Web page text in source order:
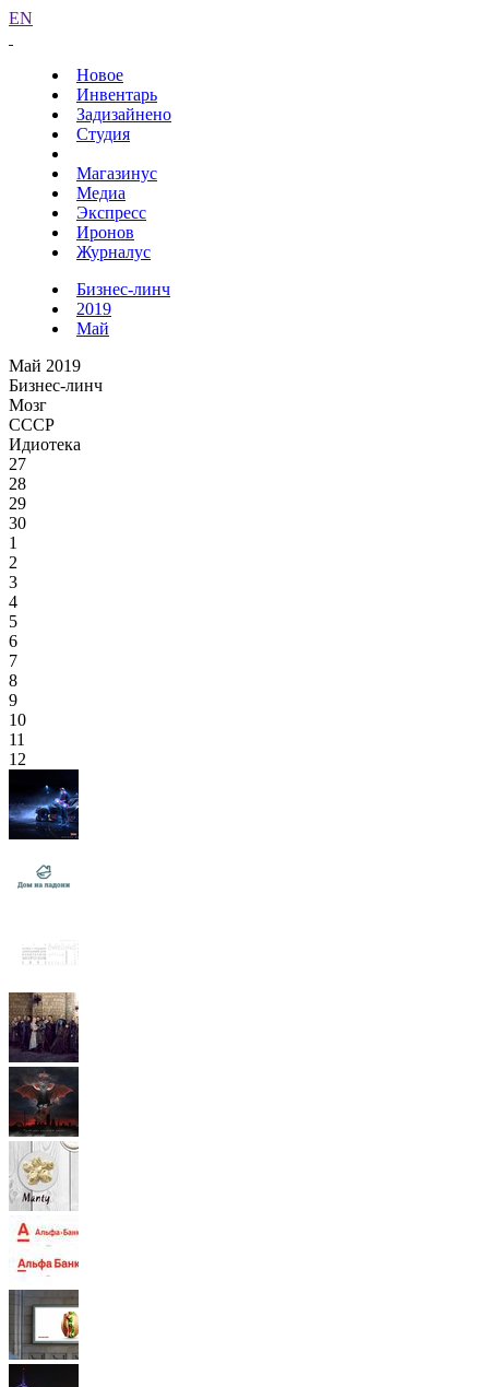
EN
Новое
Инвентарь
Задизайнено
Студия
Магазинус
Медиа
Экспресс
Иронов
Журналус
Бизнес-линч
2019
Май
Май 2019
Бизнес-линч
Мозг
СССР
Идиотека
27
28
29
30
1
2
3
4
5
6
7
8
9
10
11
12